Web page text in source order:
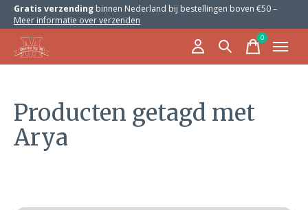
Gratis verzending binnen Nederland bij bestellingen boven €50 –
Meer informatie over verzenden
0items
Producten getagd met
Arya